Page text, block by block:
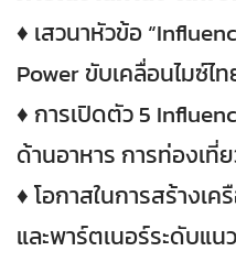
♦ เสวนาหัวข้อ
Power ขับเคลื่อนไมซ์ไท
♦ การเปิดตัว 5
ด้านอาหาร การท่องเที่
♦ โอกาสในการสร้างเ
และพาร์ตเนอร์ระดับแน